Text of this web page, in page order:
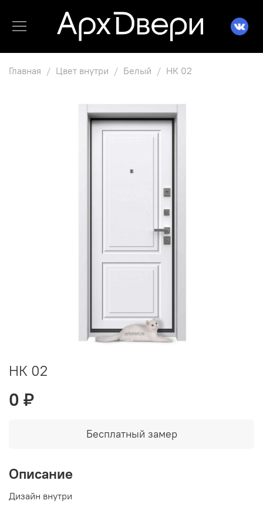
Главная Цвет внутри Белый НК 02
НК 02
0 ₽
Бесплатный замер
Описание
Дизайн внутри